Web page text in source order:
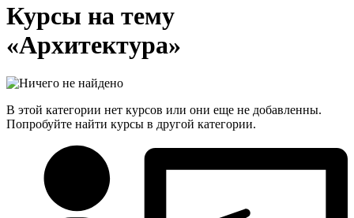
Курсы на тему
«Архитектура»
В этой категории нет курсов или они еще не добавленны.
Попробуйте найти курсы в другой категории.